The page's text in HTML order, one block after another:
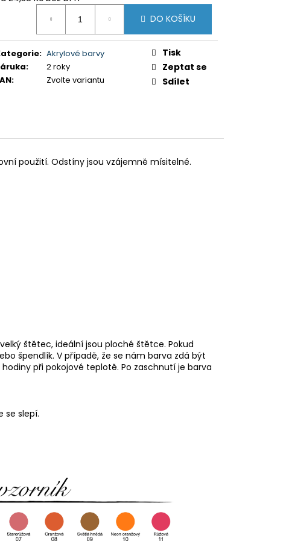
DO KOŠÍKU
: Akrylové barvy
:
2 roky
: Zvolte variantu
Tisk
Zeptat se
Sdílet
použití. Odstíny jsou vzájemně mísitelné.
štětec, ideální jsou ploché štětce. Pokud
špendlík. V případě, že se nám barva zdá být
při pokojové teplotě. Po zaschnutí je barva
se slepí.